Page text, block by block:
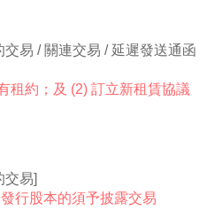
易 / 關連交易 / 延遲發送通函
租約；及 (2) 訂立新租賃協議
交易]
行股本的須予披露交易